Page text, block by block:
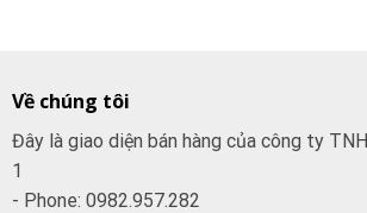
Về chúng tôi
Đây là giao diện bán hàng của công ty
1
- Phone: 0982.957.282